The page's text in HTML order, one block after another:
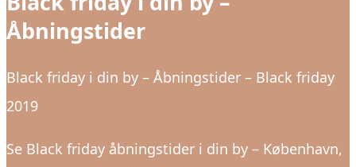
Åbningstider
Black friday i din by – Åbningstider – Black friday
2019
Se Black friday åbningstider i din by – København,